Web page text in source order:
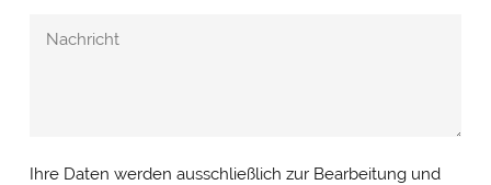
Ihre Daten werden ausschließlich zur Bearbeitung und